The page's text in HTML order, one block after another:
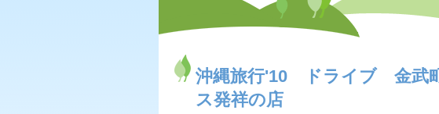
沖縄旅行'10 ドライブ 金武
ス発祥の店